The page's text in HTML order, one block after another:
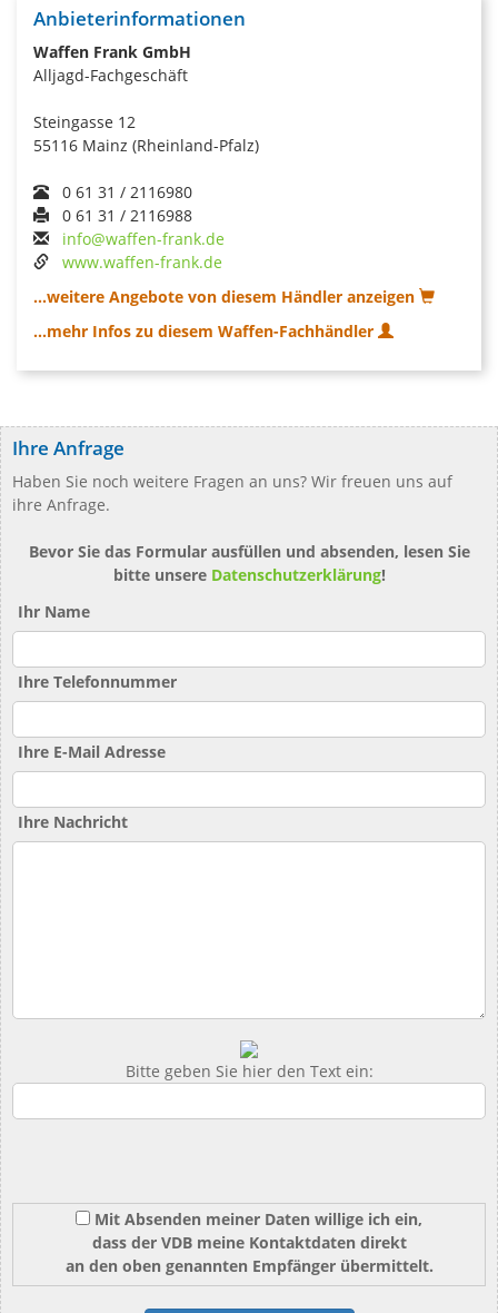
Anbieterinformationen
Waffen Frank GmbH
Alljagd-Fachgeschäft
Steingasse 12
55116 Mainz (Rheinland-Pfalz)
0 61 31 / 2116980
0 61 31 / 2116988
info@waffen-frank.de
www.waffen-frank.de
...weitere Angebote von diesem Händler anzeigen
...mehr Infos zu diesem Waffen-Fachhändler
Ihre Anfrage
Haben Sie noch weitere Fragen an uns? Wir freuen uns auf
ihre Anfrage.
Bevor Sie das Formular ausfüllen und absenden, lesen Sie
bitte unsere Datenschutzerklärung!
Ihr Name
Ihre Telefonnummer
Ihre E-Mail Adresse
Ihre Nachricht
Bitte geben Sie hier den Text ein:
Mit Absenden meiner Daten willige ich ein,
dass der VDB meine Kontaktdaten direkt
an den oben genannten Empfänger übermittelt.